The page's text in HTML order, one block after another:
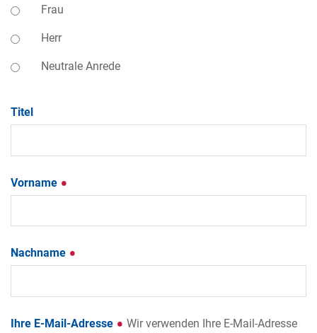
Frau
Herr
Neutrale Anrede
Titel
Vorname
Nachname
Ihre E-Mail-Adresse
Wir verwenden Ihre E-Mail-Adresse